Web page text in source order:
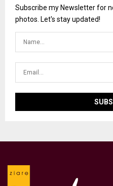
Subscribe my Newsletter for
photos. Let's stay updated!